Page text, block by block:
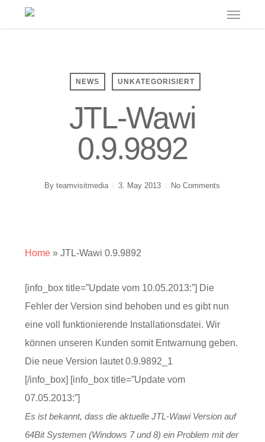
Menu
NEWS UNKATEGORISIERT
JTL-Wawi
0.9.9892
By teamvisitmedia 3. May 2013 No Comments
Home» JTL-Wawi 0.9.9892
[info_box title=”Update vom 10.05.2013:”] Die
Fehler der Version sind behoben und es gibt nun
eine voll funktionierende Installationsdatei. Wir
können unseren Kunden somit Entwarnung geben.
Die neue Version lautet 0.9.9892_1
[/info_box] [info_box title=”Update vom
07.05.2013:”]
Es ist bekannt, dass die aktuelle JTL-Wawi Version auf
64Bit Systemen (Windows 7 und 8) ein Problem mit der